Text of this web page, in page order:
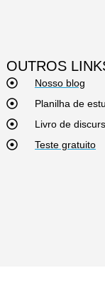
OUTROS
Nosso blog
Planilha de
Livro de
Teste gratuito